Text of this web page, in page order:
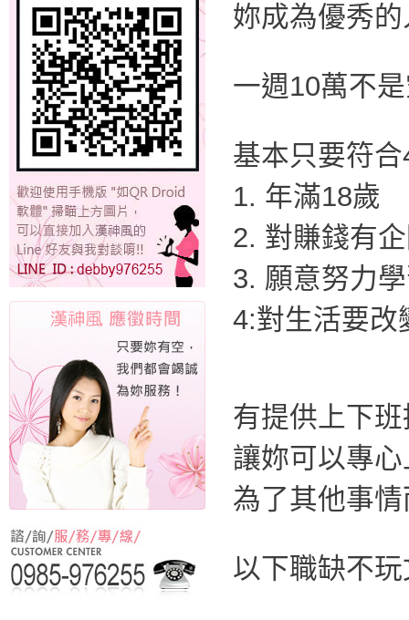
妳成為優秀
一週10萬不
基本只要符
1. 年滿18歲
2. 對賺錢有
3. 願意努力
4:對生活要改
有提供上下
讓妳可以專
為了其他事
以下職缺不